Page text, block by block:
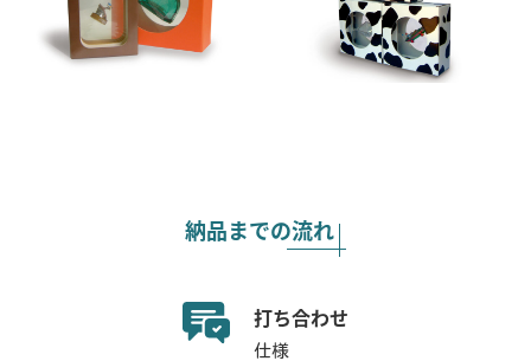
納品までの流れ
打ち合わせ
仕様